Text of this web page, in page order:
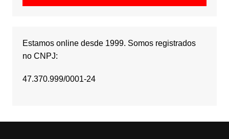
Estamos online desde 1999. Somos registrados
no CNPJ:
47.370.999/0001-24